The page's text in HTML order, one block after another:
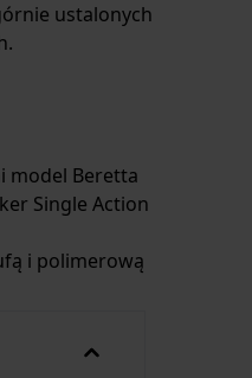
ustalonych
model Beretta
Single Action
i polimerową